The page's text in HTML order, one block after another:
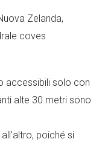
accessibili solo con
alte 30 metri sono
poiché si